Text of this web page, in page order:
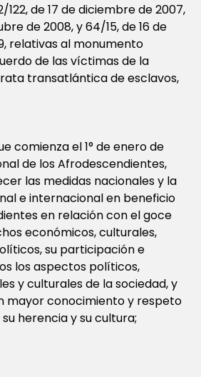
122, de 17 de diciembre de 2007,
de 2008, y 64/15, de 16 de
relativas al monumento
de las víctimas de la
transatlántica de esclavos,
comienza el 1° de enero de
de los Afrodescendientes,
las medidas nacionales y la
e internacional en beneficio
en relación con el goce
económicos, culturales,
su participación e
los aspectos políticos,
y culturales de la sociedad, y
mayor conocimiento y respeto
herencia y su cultura;